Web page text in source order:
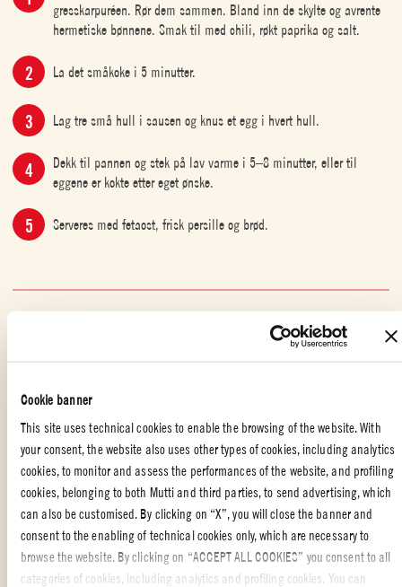
Cookie banner
This site uses technical cookies to enable the browsing of the website. With
your consent, the website also uses other types of cookies, including analytics
cookies, to monitor and assess the performances of the website, and profiling
cookies, belonging to both Mutti and third parties, to send advertising, which
can also be customised. By clicking on “X”, you will close the banner and
consent to the enabling of technical cookies only, which are necessary to
browse the website. By clicking on “ACCEPT ALL COOKIES” you consent to all
categories of cookies, including analytics and profiling cookies. You can
gresskarpuréen. Rør dem sammen. Bland inn de skylte og avrente
hermetiske bønnene. Smak til med chili, røkt paprika og salt.
La det småkoke i 5 minutter.
Lag tre små hull i sausen og knus et egg i hvert hull.
Dekk til pannen og stek på lav varme i 5–8 minutter, eller til
eggene er kokte etter eget ønske.
Serveres med fetaost, frisk persille og brød.
VEGETARISK
BRUNCHKLASSIKER MED EN GRESSKAR-VRI
En mektig og varmende shakshuka er en brunchklassiker. Denne koselige
og krydrede
versjonen av shakshuka, med gresskar og
Muttis pizzasaus
Aromatica
, er fort gjort å lage til et hverdagsmåltid eller late morgener i
helgen. Her forenes aromatisk tomatsaus, gresskarpuré, bønner og herlige
posjerte egg, som småkokes sammen med varme krydder.
sprøstekt brødog nytes med noen du er glad i!
...LES MER